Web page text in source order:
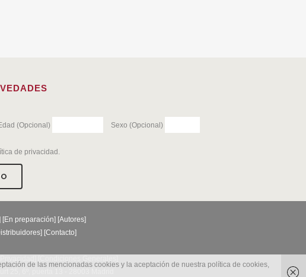
(Opcional) Sexo (Opcional)
de privacidad .
[En preparación] [Autores]
] [Contacto]
de las mencionadas cookies y la aceptación de nuestra política de cookies,